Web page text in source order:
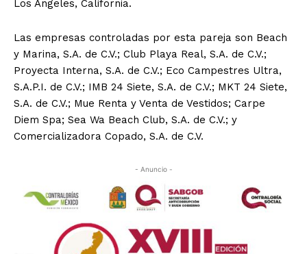
Los Ángeles, California.
Las empresas controladas por esta pareja son Beach
y Marina, S.A. de C.V.; Club Playa Real, S.A. de C.V.;
Proyecta Interna, S.A. de C.V.; Eco Campestres Ultra,
S.A.P.I. de C.V.; IMB 24 Siete, S.A. de C.V.; MKT 24 Siete,
S.A. de C.V.; Mue Renta y Venta de Vestidos; Carpe
Diem Spa; Sea Wa Beach Club, S.A. de C.V.; y
Comercializadora Copado, S.A. de C.V.
- Anuncio -